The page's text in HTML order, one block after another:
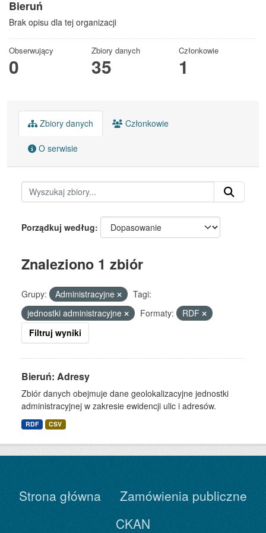
Bieruń
Brak opisu dla tej organizacji
Obserwujący
0
Zbiory danych
35
Członkowie
1
Zbiory danych Członkowie
O serwisie
Porządkuj według
Znaleziono 1 zbiór
Grupy: Administracyjne
Tagi:
jednostki administracyjne
Formaty:
RDF
Filtruj wyniki
Bieruń: Adresy
Zbiór danych obejmuje dane geolokalizacyjne jednostki
administracyjnej w zakresie ewidencji ulic i adresów.
RDF CSV
Strona główna
Zamówienia publiczne
CKAN